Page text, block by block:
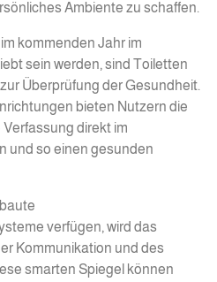
Ambiente zu schaffen.
kommenden Jahr im
sein werden, sind Toiletten
Überprüfung der Gesundheit.
bieten Nutzern die
direkt im
und so einen gesunden
verfügen, wird das
Kommunikation und des
smarten Spiegel können